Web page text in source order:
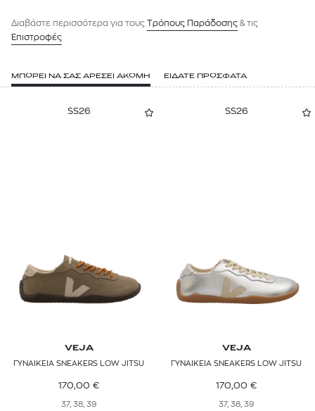
Διαβάστε περισσότερα για τους Tρόπους Παράδοσης & τις
Επιστροφές
ΜΠΟΡΕΙ ΝΑ ΣΑΣ ΑΡΕΣΕΙ ΑΚΟΜΗ ΕΙΔΑΤΕ ΠΡΟΣΦΑΤΑ
SS26
VEJA
ΓΥΝΑΙΚΕΙΑ SNEAKERS LOW JITSU
170,00 €
37, 38, 39
SS26
VEJA
ΓΥΝΑΙΚΕΙΑ SNEAKERS LOW JITSU
170,00 €
37, 38, 39